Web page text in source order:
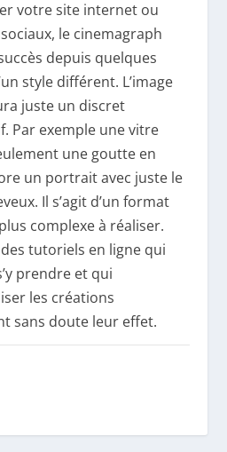
votre site internet ou
le cinemagraph
depuis quelques
style différent. L’image
juste un discret
Par exemple une vitre
une goutte en
un portrait avec juste le
Il s’agit d’un format
complexe à réaliser.
tutoriels en ligne qui
prendre et qui
les créations
sans doute leur effet.